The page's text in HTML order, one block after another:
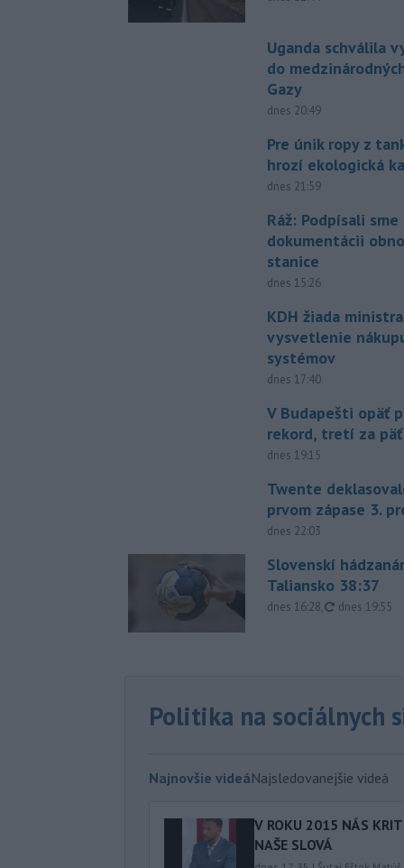
Uganda schválila
do
Gazy
dnes 20:49
Pre únik ropy z
hrozí ekologická
dnes 21:59
Ráž: Podpísali
dokumentácii
stanice
dnes 15:26
KDH žiada
vysvetlenie
systémov
dnes 17:40
V Budapešti opäť
rekord, tretí za
dnes 19:15
Twente
prvom zápase 3.
dnes 22:03
Slovenskí
Taliansko 38:37
dnes 16:28, aktualizované
dnes 19:55
Politika na sociálnych
Najnovšie videáNajsledovanejšie videá
V ROKU 2015 NÁS
NAŠE SLOVÁ